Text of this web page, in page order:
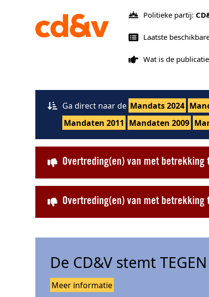
Politieke partij:
Laatste
Wat is de
Ga direct naar de Mandats 2024
Mandaten 2011 Mandaten 2009
Overtreding(en) van met betrekking
Overtreding(en) van met betrekking
De CD&V stemt
Meer informatie